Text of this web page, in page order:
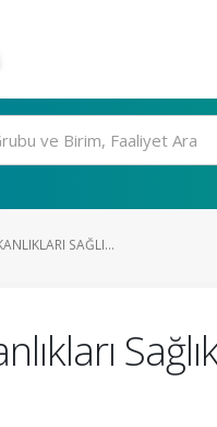
SAĞLI...